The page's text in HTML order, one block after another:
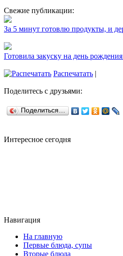
Свежие публикации:
За 5 минут готовлю продукты, и
Готовила закуску на день
Распечатать |
Поделитесь с друзьями:
Поделиться…
Интересное сегодня
Навигация
На главную
Первые блюда, супы
Вторые блюда